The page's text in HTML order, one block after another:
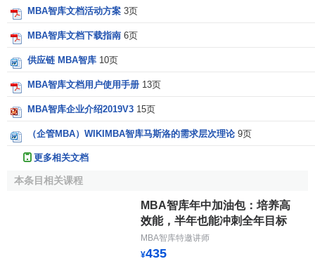
MBA智库文档活动方案 3页
MBA智库文档下载指南 6页
供应链 MBA智库 10页
MBA智库文档用户使用手册 13页
MBA智库企业介绍2019V3 15页
（企管MBA）WIKIMBA智库马斯洛的需求层次理论 9页
更多相关文档
本条目相关课程
MBA智库年中加油包：培养高
效能，半年也能冲刺全年目标
MBA智库特邀讲师
¥435